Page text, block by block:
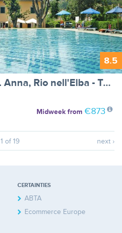
8.5
Holiday residence St. Anna, Rio nell'Elba - Type D
Midweekfrom €873
1 of 19 next ›
CERTAINTIES
ABTA
Ecommerce Europe